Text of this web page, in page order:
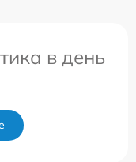
в день